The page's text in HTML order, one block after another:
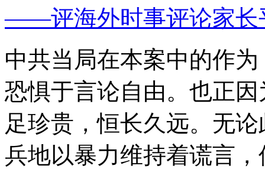
——评海外时事评论家长
中共当局在本案中的作
恐惧于言论自由。也正
足珍贵，恒长久远。无
兵地以暴力维持着谎言